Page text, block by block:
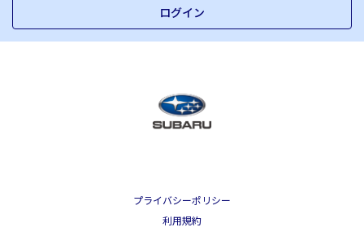
ログイン
プライバシーポリシー
利用規約